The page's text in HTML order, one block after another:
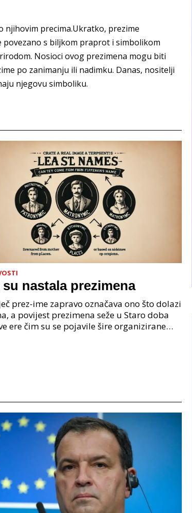
njihovim precima.Ukratko, prezime
povezano s biljkom praprot i simbolikom
Nosioci ovog prezimena mogu biti
po zanimanju ili nadimku. Danas, nositelji
njegovu simboliku.
nastala prezimena
prez-ime zapravo označava ono što dolazi
a povijest prezimena seže u Staro doba
ere čim su se pojavile šire organizirane